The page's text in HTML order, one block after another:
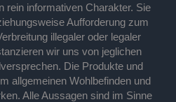
rein informativen Charakter. Sie
Aufforderung zum
illegaler oder legaler
wir uns von jeglichen
Die Produkte und
allgemeinen Wohlbefinden und
Alle Aussagen sind im Sinne